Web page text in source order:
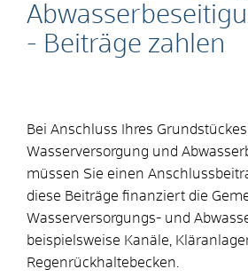
- Beiträge zahlen
Bei Anschluss Ihres
Wasserversorgung und
müssen Sie einen
diese Beiträge finanziert die
Wasserversorgungs- und
beispielsweise Kanäle,
Regenrückhaltebecken.